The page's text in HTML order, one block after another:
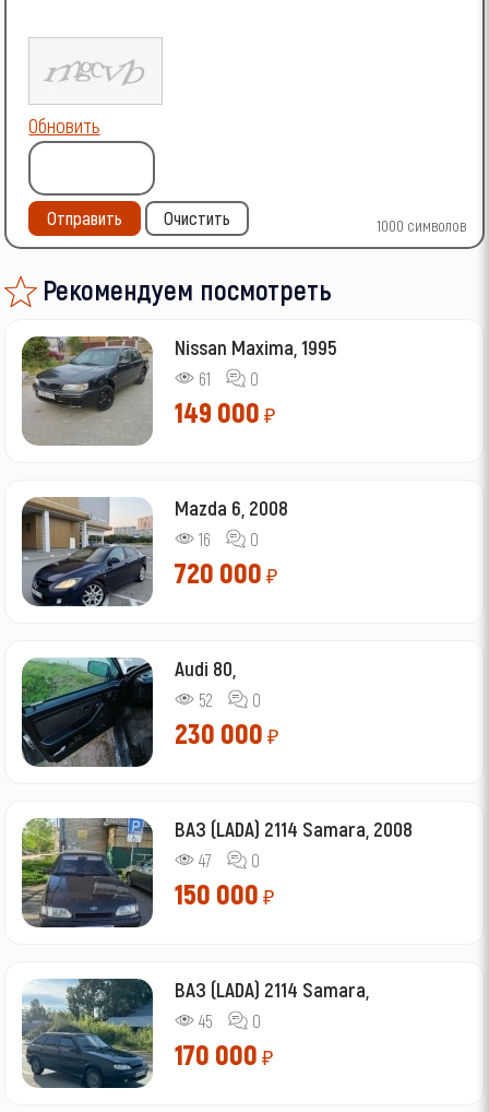
1000 символов
Обновить
Отправить Очистить
Рекомендуем посмотреть
Nissan Maxima, 1995
61 0
149 000 ₽
Mazda 6, 2008
16 0
720 000 ₽
Audi 80,
52 0
230 000 ₽
ВАЗ (LADA) 2114 Samara, 2008
47 0
150 000 ₽
ВАЗ (LADA) 2114 Samara,
45 0
170 000 ₽